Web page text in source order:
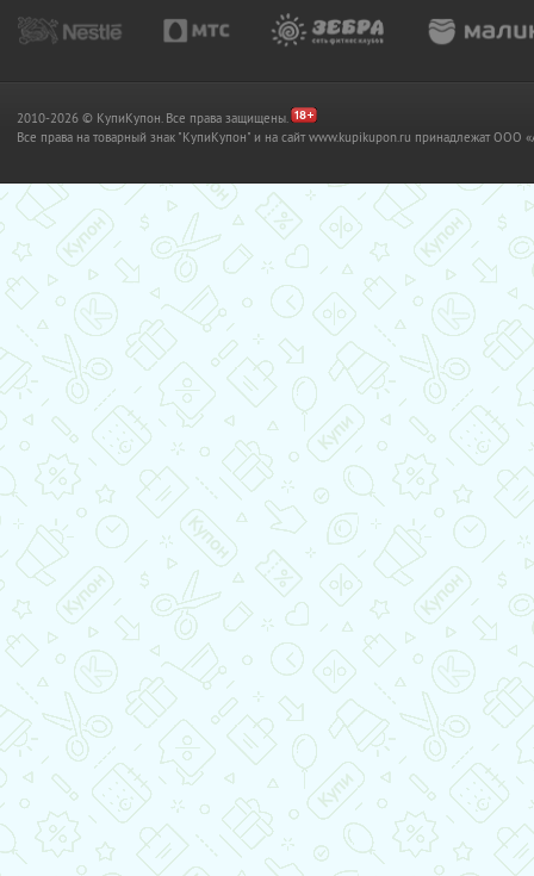
2010-2026 © КупиКупон. Все права защищены.
Все права на товарный знак "КупиКупон" и на сайт www.kupikupon.ru принадлежат